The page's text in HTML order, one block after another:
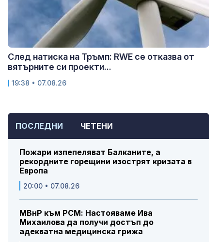
ПОСЛЕДНИ ЧЕТЕНИ
Пожари изпепеляват Балканите, а
рекордните горещини изострят кризата в
Европа
20:00 • 07.08.26
МВнР към РСМ: Настояваме Ива
Михаилова да получи достъп до
адекватна медицинска грижа
След натиска на Тръмп: RWE се отказва от
вятърните си проекти...
19:38 • 07.08.26